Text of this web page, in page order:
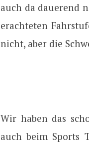
auch da dauerend
erachteten
nicht, aber die
Wir haben das
auch beim Sports